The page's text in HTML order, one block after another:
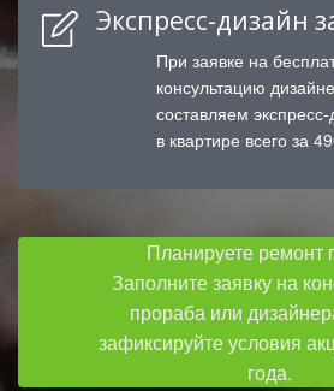
Экспресс-дизайн
При заявке на
консультацию
составляем
в квартире всего за
Планируете ремонт
Заполните заявку на
прораба или
зафиксируйте условия
года.